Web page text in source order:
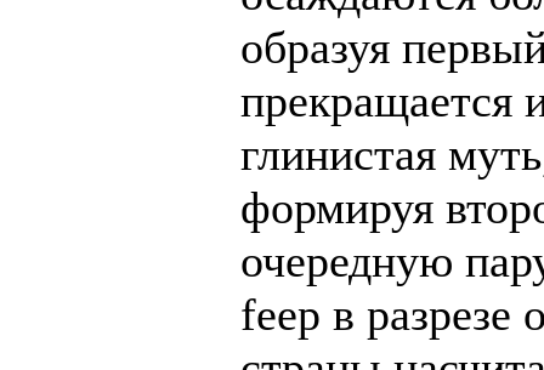
образуя
прекращается
глинистая
формируя
очередную
feep в разрезе